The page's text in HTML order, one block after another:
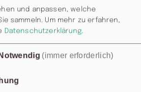
und anpassen, welche
sammeln. Um mehr zu erfahren,
Datenschutzerklärung.
(immer erforderlich)